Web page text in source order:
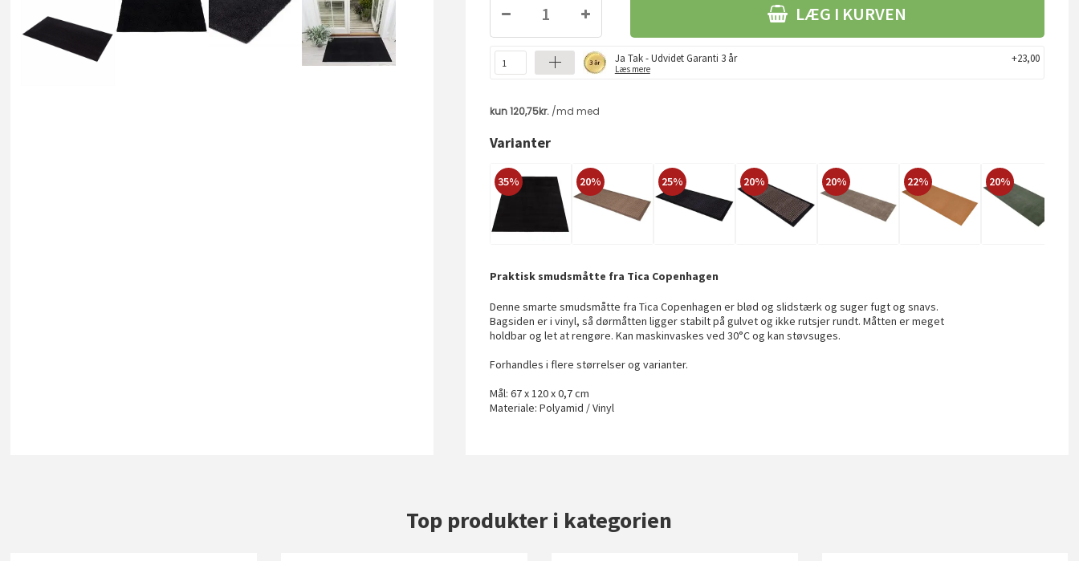
LÆG I KURVEN
Ja Tak - Udvidet Garanti 3 år
Læs mere
+23,00
Varianter
35% 20% 25% 20% 20% 22% 20%
Praktisk smudsmåtte fra Tica Copenhagen
Denne smarte smudsmåtte fra Tica Copenhagen er blød og slidstærk og suger fugt og snavs.
Bagsiden er i vinyl, så dørmåtten ligger stabilt på gulvet og ikke rutsjer rundt. Måtten er meget
holdbar og let at rengøre. Kan maskinvaskes ved 30°C og kan støvsuges.
Forhandles i flere størrelser og varianter.
Mål: 67 x 120 x 0,7 cm
Materiale: Polyamid / Vinyl
Top produkter i kategorien